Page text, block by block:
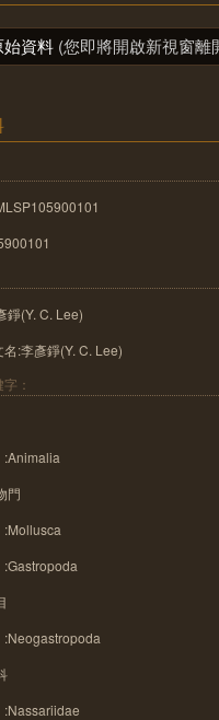
資料 (您即將開啟新視窗離
錚(Y. C. Lee)
:李彥錚(Y. C. Lee)
：
:Animalia
門
:Mollusca
:Gastropoda
:Neogastropoda
:Nassariidae